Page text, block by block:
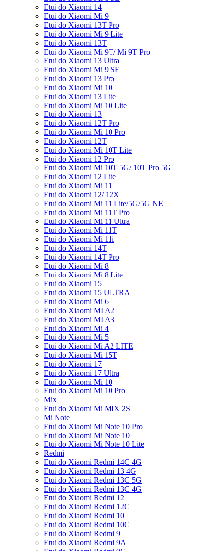
Etui do Xiaomi 14
Etui do Xiaomi Mi 9
Etui do Xiaomi 13T Pro
Etui do Xiaomi Mi 9 Lite
Etui do Xiaomi 13T
Etui do Xiaomi Mi 9T/ Mi 9T Pro
Etui do Xiaomi 13 Ultra
Etui do Xiaomi Mi 9 SE
Etui do Xiaomi 13 Pro
Etui do Xiaomi Mi 10
Etui do Xiaomi 13 Lite
Etui do Xiaomi Mi 10 Lite
Etui do Xiaomi 13
Etui do Xiaomi 12T Pro
Etui do Xiaomi Mi 10 Pro
Etui do Xiaomi 12T
Etui do Xiaomi Mi 10T Lite
Etui do Xiaomi 12 Pro
Etui do Xiaomi Mi 10T 5G/ 10T Pro 5G
Etui do Xiaomi 12 Lite
Etui do Xiaomi Mi 11
Etui do Xiaomi 12/ 12X
Etui do Xiaomi Mi 11 Lite/5G/5G NE
Etui do Xiaomi Mi 11T Pro
Etui do Xiaomi Mi 11 Ultra
Etui do Xiaomi Mi 11T
Etui do Xiaomi Mi 11i
Etui do Xiaomi 14T
Etui do Xiaomi 14T Pro
Etui do Xiaomi Mi 8
Etui do Xiaomi Mi 8 Lite
Etui do Xiaomi 15
Etui do Xiaomi 15 ULTRA
Etui do Xiaomi Mi 6
Etui do Xiaomi MI A2
Etui do Xiaomi MI A3
Etui do Xiaomi Mi 4
Etui do Xiaomi Mi 5
Etui do Xiaomi Mi A2 LITE
Etui do Xiaomi Mi 15T
Etui do Xiaomi 17
Etui do Xiaomi 17 Ultra
Etui do Xiaomi Mi 10
Etui do Xiaomi Mi 10 Pro
Mix
Etui do Xiaomi Mi MIX 2S
Mi Note
Etui do Xiaomi Mi Note 10 Pro
Etui do Xiaomi Mi Note 10
Etui do Xiaomi Mi Note 10 Lite
Redmi
Etui do Xiaomi Redmi 14C 4G
Etui do Xiaomi Redmi 13 4G
Etui do Xiaomi Redmi 13C 5G
Etui do Xiaomi Redmi 13C 4G
Etui do Xiaomi Redmi 12
Etui do Xiaomi Redmi 12C
Etui do Xiaomi Redmi 10
Etui do Xiaomi Redmi 10C
Etui do Xiaomi Redmi 9
Etui do Xiaomi Redmi 9A